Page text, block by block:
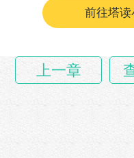
前往塔读
上一章